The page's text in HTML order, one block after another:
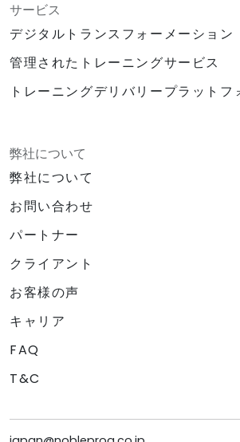
サービス
デジタルトランスフォーメーション
管理されたトレーニングサービス
トレーニングデリバリープラットフ
弊社について
弊社について
お問い合わせ
パートナー
クライアント
お客様の声
キャリア
FAQ
T&C